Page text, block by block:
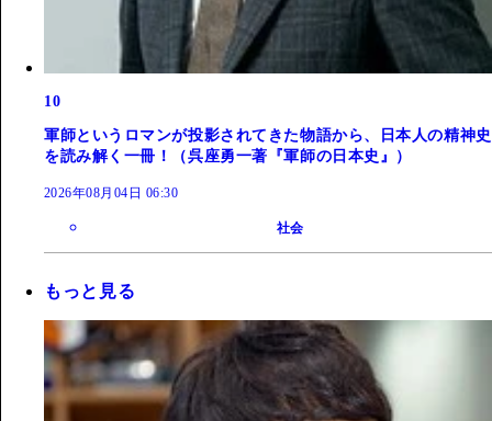
10
軍師というロマンが投影されてきた物語から、日本人の精神史
を読み解く一冊！（呉座勇一著『軍師の日本史』）
2026年08月04日 06:30
社会
もっと見る